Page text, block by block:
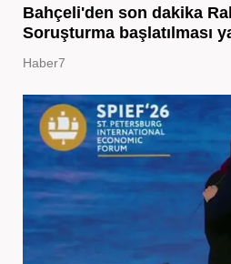
Bahçeli'den son dakika
Soruşturma başlatılması
Haber7